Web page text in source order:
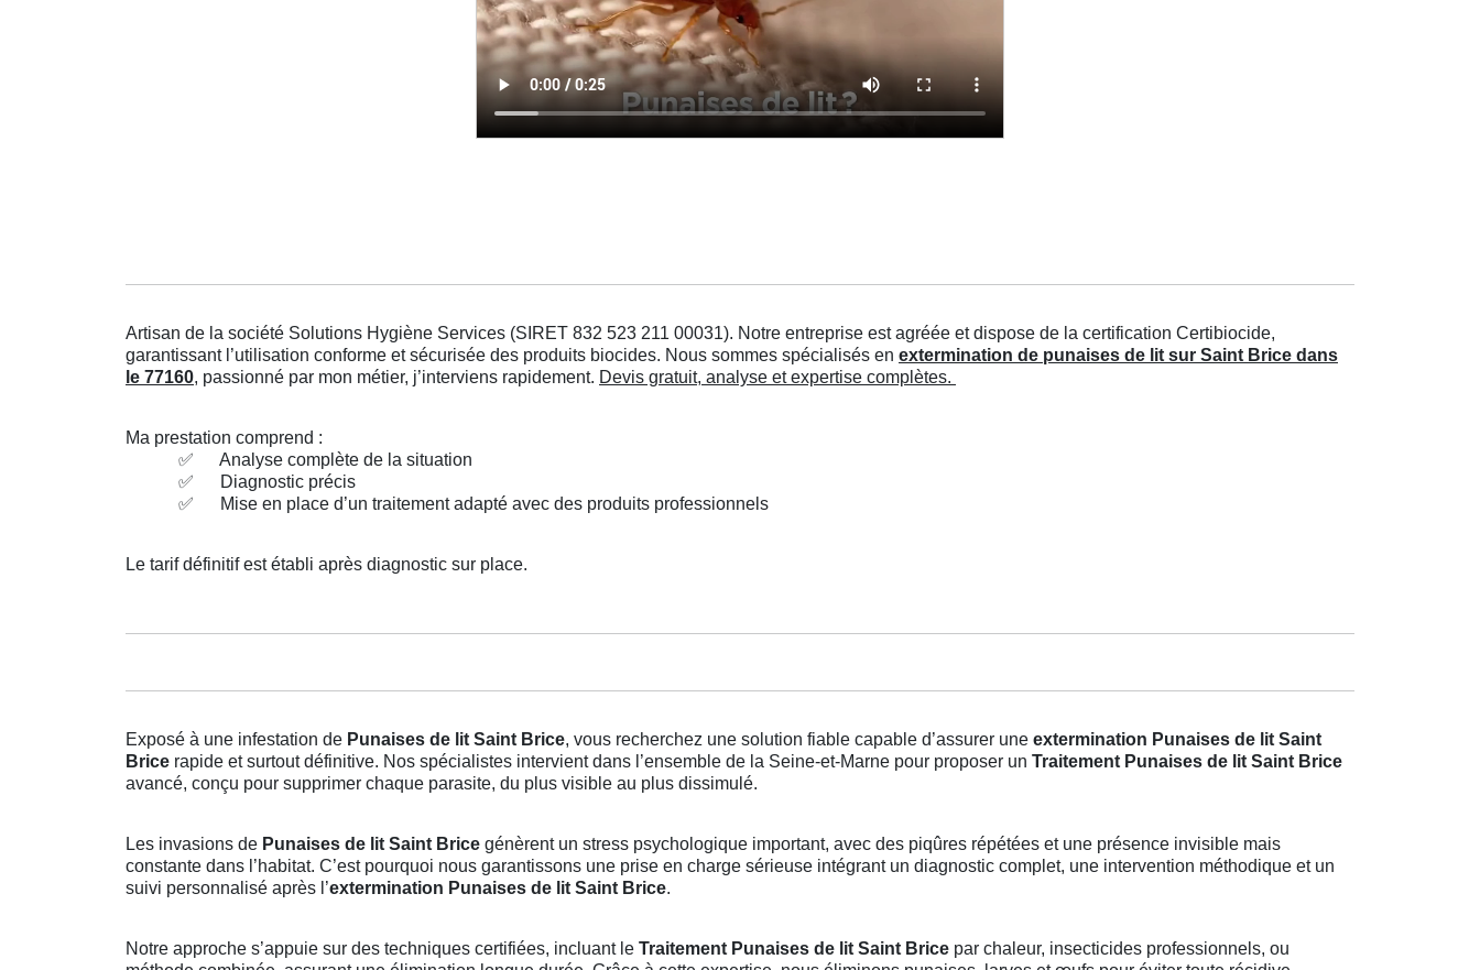
Artisan de la société Solutions Hygiène Services (SIRET 832 523 211 00031). Notre entreprise est agréée et dispose de la certification Certibiocide,
garantissant l’utilisation conforme et sécurisée des produits biocides. Nous sommes spécialisés en extermination de punaises de lit sur Saint Brice dans
le 77160, passionné par mon métier, j’interviens rapidement. Devis gratuit, analyse et expertise complètes.
Ma prestation comprend :
✅
Analyse complète de la situation
✅
Diagnostic précis
✅
Mise en place d’un traitement adapté avec des produits professionnels
Le tarif définitif est établi après diagnostic sur place.
Exposé à une infestation de Punaises de lit Saint Brice, vous recherchez une solution fiable capable d’assurer une extermination Punaises de lit Saint
Brice rapide et surtout définitive. Nos spécialistes intervient dans l’ensemble de la Seine-et-Marne pour proposer un Traitement Punaises de lit Saint Brice
avancé, conçu pour supprimer chaque parasite, du plus visible au plus dissimulé.
Les invasions de Punaises de lit Saint Brice génèrent un stress psychologique important, avec des piqûres répétées et une présence invisible mais
constante dans l’habitat. C’est pourquoi nous garantissons une prise en charge sérieuse intégrant un diagnostic complet, une intervention méthodique et un
suivi personnalisé après l’extermination Punaises de lit Saint Brice.
Notre approche s’appuie sur des techniques certifiées, incluant le Traitement Punaises de lit Saint Brice par chaleur, insecticides professionnels, ou